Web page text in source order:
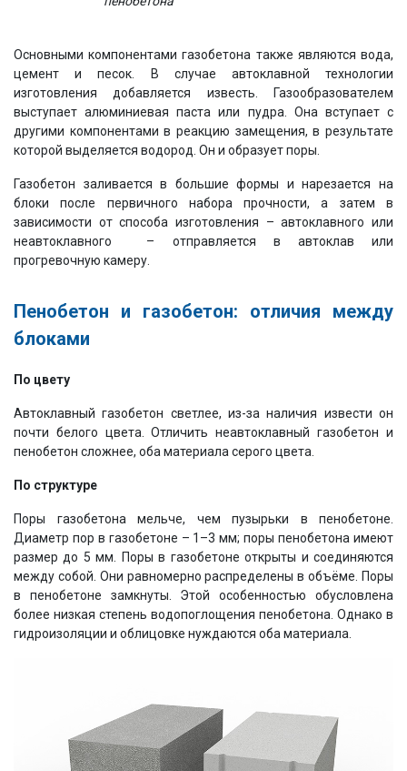
Основными компонентами газобетона также являются вода,
цемент и песок. В случае автоклавной технологии
изготовления добавляется известь. Газообразователем
выступает алюминиевая паста или пудра. Она вступает с
другими компонентами в реакцию замещения, в результате
которой выделяется водород. Он и образует поры.
Газобетон заливается в большие формы и нарезается на
блоки после первичного набора прочности, а затем в
зависимости от способа изготовления – автоклавного или
неавтоклавного – отправляется в автоклав или
прогревочную камеру.
Пенобетон и газобетон: отличия между
блоками
По цвету
Автоклавный газобетон светлее, из-за наличия извести он
почти белого цвета. Отличить неавтоклавный газобетон и
пенобетон сложнее, оба материала серого цвета.
По структуре
Поры газобетона мельче, чем пузырьки в пенобетоне.
Диаметр пор в газобетоне – 1–3 мм; поры пенобетона имеют
размер до 5 мм. Поры в газобетоне открыты и соединяются
между собой. Они равномерно распределены в объёме. Поры
в пенобетоне замкнуты. Этой особенностью обусловлена
более низкая степень водопоглощения пенобетона. Однако в
гидроизоляции и облицовке нуждаются оба материала.